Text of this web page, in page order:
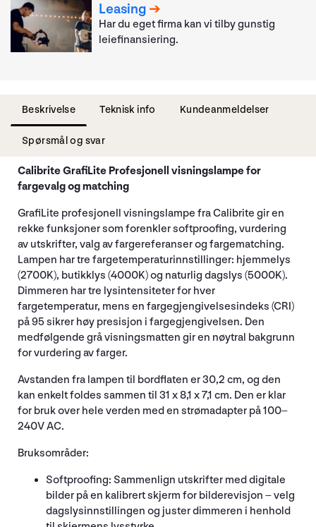
Leasing
Har du eget firma kan vi tilby gunstig
leiefinansiering.
Beskrivelse Teknisk info Kundeanmeldelser
Spørsmål og svar
Calibrite GrafiLite Profesjonell visningslampe for
fargevalg og matching
GrafiLite profesjonell visningslampe fra Calibrite gir en
rekke funksjoner som forenkler softproofing, vurdering
av utskrifter, valg av fargereferanser og fargematching.
Lampen har tre fargetemperaturinnstillinger: hjemmelys
(2700K), butikklys (4000K) og naturlig dagslys (5000K).
Dimmeren har tre lysintensiteter for hver
fargetemperatur, mens en fargegjengivelsesindeks (CRI)
på 95 sikrer høy presisjon i fargegjengivelsen. Den
medfølgende grå visningsmatten gir en nøytral bakgrunn
for vurdering av farger.
Avstanden fra lampen til bordflaten er 30,2 cm, og den
kan enkelt foldes sammen til 31 x 8,1 x 7,1 cm. Den er klar
for bruk over hele verden med en strømadapter på 100–
240V AC.
Bruksområder:
Softproofing: Sammenlign utskrifter med digitale
bilder på en kalibrert skjerm for bilderevisjon – velg
dagslysinnstillingen og juster dimmeren i henhold